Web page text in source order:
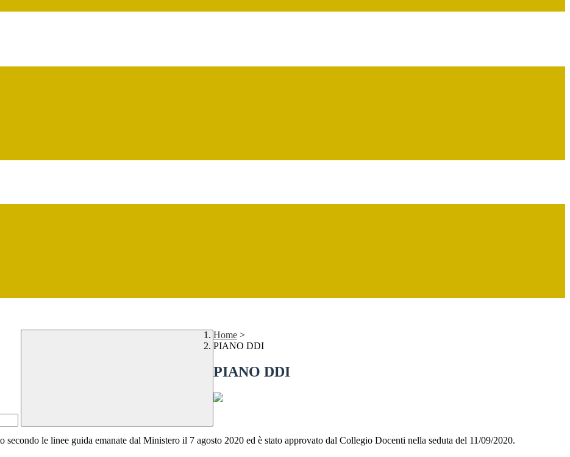
Home >
PIANO DDI
PIANO DDI
secondo le linee guida emanate dal Ministero il 7 agosto 2020 ed è stato approvato dal Collegio Docenti nella seduta del 11/09/2020.